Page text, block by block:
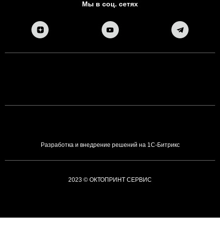
Мы в соц. сетях
Разработка и внедрение решений на 1С-Битрикс
2023 © ОКТОПРИНТ СЕРВИС